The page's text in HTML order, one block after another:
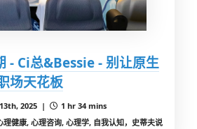
- Ci总&Bessie - 别让原生
场天花板
2025 |
1 hr 34 mins
健康, 心理咨询, 心理学, 自我认知，史蒂夫说